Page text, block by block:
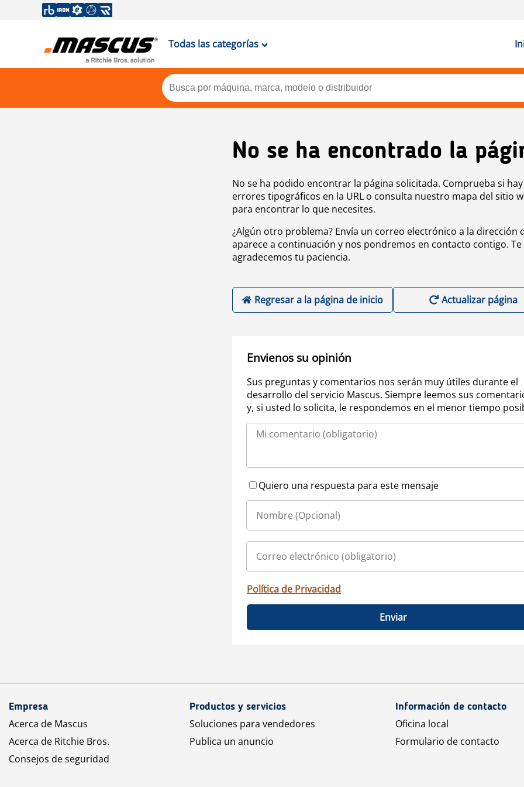
Todas las categorías
No se ha encontrado la
No se ha podido encontrar la página solicitada. Comprueba si hay
errores tipográficos en la URL o consulta nuestro mapa del sitio
para encontrar lo que necesites.
¿Algún otro problema? Envía un correo electrónico a la dirección
aparece a continuación y nos pondremos en contacto contigo. Te
agradecemos tu paciencia.
Regresar a la página de inicio Actualizar página
Envienos su opinión
Sus preguntas y comentarios nos serán muy útiles durante el
desarrollo del servicio Mascus. Siempre leemos sus
y, si usted lo solicita, le respondemos en el menor tiempo
Quiero una respuesta para este mensaje
Política de Privacidad
Enviar
Empresa
Acerca de Mascus
Acerca de Ritchie Bros.
Consejos de seguridad
Productos y servicios
Soluciones para vendedores
Publica un anuncio
Información de contacto
Oficina local
Formulario de contacto